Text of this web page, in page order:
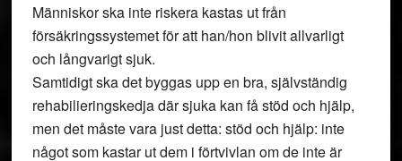
Människor ska inte riskera kastas ut från
försäkringssystemet för att han/hon blivit allvarligt
och långvarigt sjuk.
Samtidigt ska det byggas upp en bra, självständig
rehabilieringskedja där sjuka kan få stöd och hjälp,
men det måste vara just detta: stöd och hjälp: inte
något som kastar ut dem i förtvivlan om de inte är